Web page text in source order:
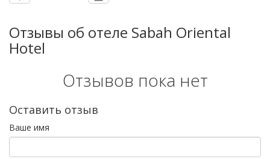
Отзывы об отеле Sabah Oriental
Hotel
Отзывов пока нет
Оставить отзыв
Ваше имя